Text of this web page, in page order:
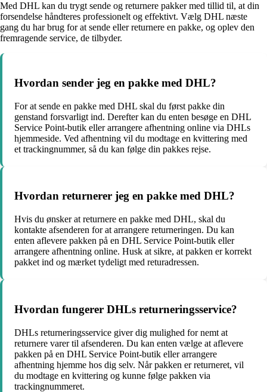
Med DHL kan du trygt sende og returnere pakker med tillid til, at din
forsendelse håndteres professionelt og effektivt. Vælg DHL næste
gang du har brug for at sende eller returnere en pakke, og oplev den
fremragende service, de tilbyder.
Hvordan sender jeg en pakke med DHL?
For at sende en pakke med DHL skal du først pakke din
genstand forsvarligt ind. Derefter kan du enten besøge en DHL
Service Point-butik eller arrangere afhentning online via DHLs
hjemmeside. Ved afhentning vil du modtage en kvittering med
et trackingnummer, så du kan følge din pakkes rejse.
Hvordan returnerer jeg en pakke med DHL?
Hvis du ønsker at returnere en pakke med DHL, skal du
kontakte afsenderen for at arrangere returneringen. Du kan
enten aflevere pakken på en DHL Service Point-butik eller
arrangere afhentning online. Husk at sikre, at pakken er korrekt
pakket ind og mærket tydeligt med returadressen.
Hvordan fungerer DHLs returneringsservice?
DHLs returneringsservice giver dig mulighed for nemt at
returnere varer til afsenderen. Du kan enten vælge at aflevere
pakken på en DHL Service Point-butik eller arrangere
afhentning hjemme hos dig selv. Når pakken er returneret, vil
du modtage en kvittering og kunne følge pakken via
trackingnummeret.